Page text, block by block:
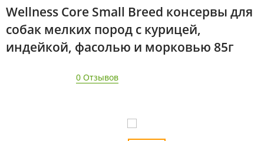
Wellness Core Small Breed консервы для
собак мелких пород с курицей,
индейкой, фасолью и морковью 85г
0 Отзывов